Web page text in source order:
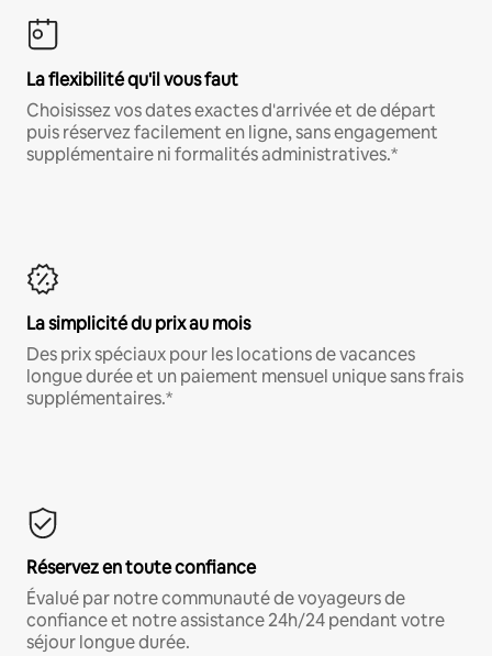
La flexibilité qu'il vous faut
Choisissez vos dates exactes d'arrivée et de départ
puis réservez facilement en ligne, sans engagement
supplémentaire ni formalités administratives.*
La simplicité du prix au mois
Des prix spéciaux pour les locations de vacances
longue durée et un paiement mensuel unique sans frais
supplémentaires.*
Réservez en toute confiance
Évalué par notre communauté de voyageurs de
confiance et notre assistance 24h/24 pendant votre
séjour longue durée.